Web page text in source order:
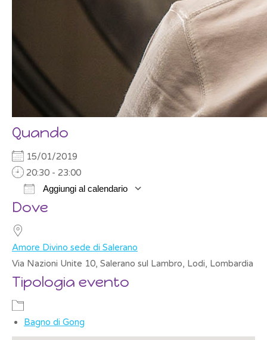
Quando
15/01/2019
20:30 - 23:00
Aggiungi al calendario
Download ICS
Dove
Amore Divino sede di Salerano
Via Nazioni Unite 10, Salerano sul Lambro, Lodi, Lombardia
Tipologia evento
Bagno di Gong